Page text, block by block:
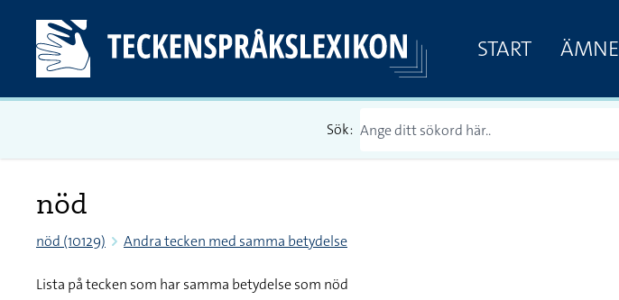
START ÄMNE
Sök:
nöd
nöd (10129) Andra tecken med samma betydelse
Lista på tecken som har samma betydelse som nöd